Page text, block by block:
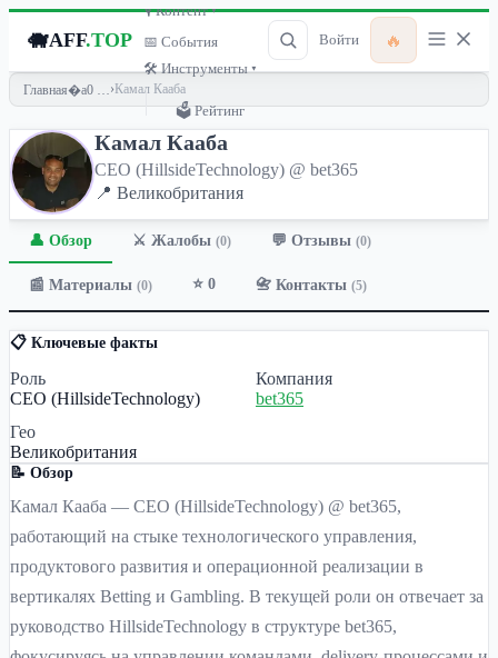
🐗AFF.TOP
🎙 Контент ▾
📅 События
🛠 Инструменты ▾
🗳 Рейтинг
Войти 🔥
Главная › Камал Кааба
Камал Кааба
CEO (HillsideTechnology) @ bet365
📍 Великобритания
👤 Обзор ⚔️ Жалобы (0) 💬 Отзывы (0)
📰 Материалы (0) ⭐ 0 📇 Контакты (5)
📋 Ключевые факты
Роль
CEO (HillsideTechnology)
Компания
bet365
Гео
Великобритания
📝 Обзор
Камал Кааба — CEO (HillsideTechnology) @ bet365,
работающий на стыке технологического управления,
продуктового развития и операционной реализации в
вертикалях Betting и Gambling. В текущей роли он отвечает за
руководство HillsideTechnology в структуре bet365,